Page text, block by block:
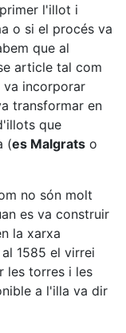
l'illot i
o si el procés va
que al
article tal com
va incorporar
transformar en
que
(es Malgrats o
no són molt
es va construir
la xarxa
1585 el virrei
les torres i les
a l'illa va dir